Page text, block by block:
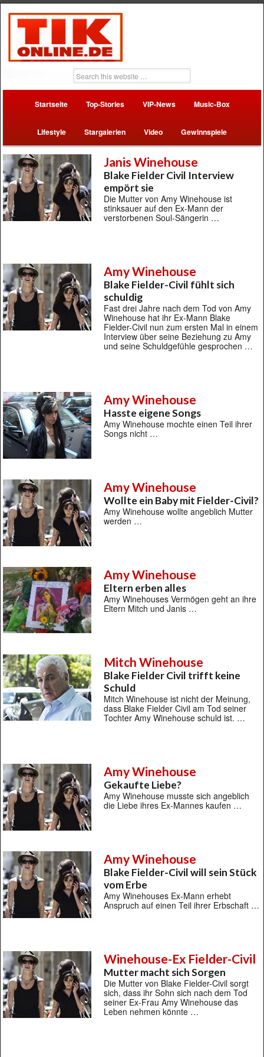
Startseite Top-Stories VIP-News Music-Box
Lifestyle Stargalerien Video Gewinnspiele
Janis Winehouse
Blake Fielder Civil Interview
empört sie
Die Mutter von Amy Winehouse ist
stinksauer auf den Ex-Mann der
verstorbenen Soul-Sängerin …
Amy Winehouse
Blake Fielder-Civil fühlt sich
schuldig
Fast drei Jahre nach dem Tod von Amy
Winehouse hat ihr Ex-Mann Blake
Fielder-Civil nun zum ersten Mal in einem
Interview über seine Beziehung zu Amy
und seine Schuldgefühle gesprochen …
Amy Winehouse
Hasste eigene Songs
Amy Winehouse mochte einen Teil ihrer
Songs nicht …
Amy Winehouse
Wollte ein Baby mit Fielder-Civil?
Amy Winehouse wollte angeblich Mutter
werden …
Amy Winehouse
Eltern erben alles
Amy Winehouses Vermögen geht an ihre
Eltern Mitch und Janis …
Mitch Winehouse
Blake Fielder Civil trifft keine
Schuld
Mitch Winehouse ist nicht der Meinung,
dass Blake Fielder Civil am Tod seiner
Tochter Amy Winehouse schuld ist. …
Amy Winehouse
Gekaufte Liebe?
Amy Winehouse musste sich angeblich
die Liebe ihres Ex-Mannes kaufen …
Amy Winehouse
Blake Fielder-Civil will sein Stück
vom Erbe
Amy Winehouses Ex-Mann erhebt
Anspruch auf einen Teil ihrer Erbschaft …
Winehouse-Ex Fielder-Civil
Mutter macht sich Sorgen
Die Mutter von Blake Fielder-Civil sorgt
sich, dass ihr Sohn sich nach dem Tod
seiner Ex-Frau Amy Winehouse das
Leben nehmen könnte …